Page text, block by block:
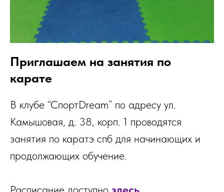
Приглашаем на занятия по
карате
В клубе “СпортDream” по адресу ул.
Камышовая, д. 38, корп. 1 проводятся
занятия по каратэ спб для начинающих и
продолжающих обучение.